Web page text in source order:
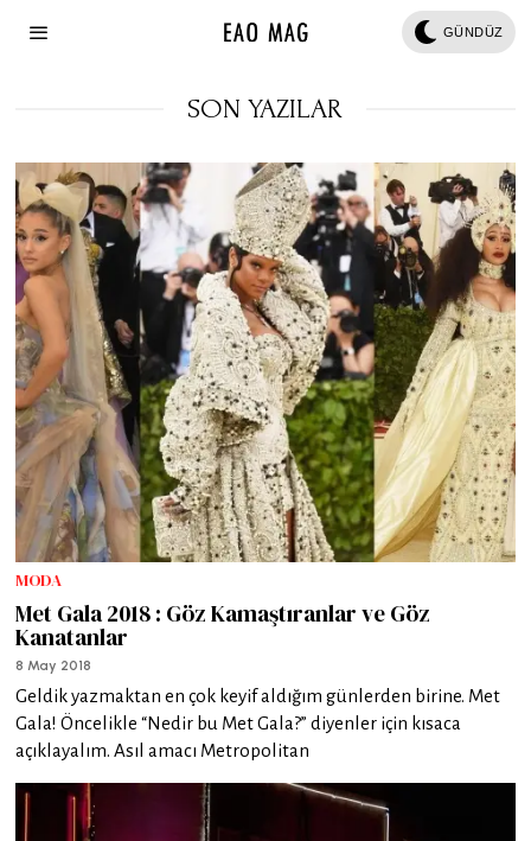
GÜNDÜZ
SON YAZILAR
MODA
Met Gala 2018 : Göz Kamaştıranlar ve Göz
Kanatanlar
8 May 2018
Geldik yazmaktan en çok keyif aldığım günlerden birine. Met
Gala! Öncelikle “Nedir bu Met Gala?” diyenler için kısaca
açıklayalım. Asıl amacı Metropolitan